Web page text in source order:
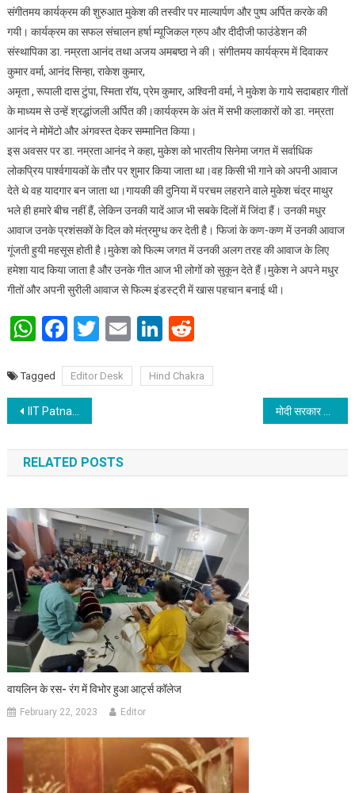
संगीतमय कार्यक्रम की शुरुआत मुकेश की तस्वीर पर माल्यार्पण और पुष्प अर्पित करके की
गयी। कार्यक्रम का सफल संचालन हर्षा म्यूजिकल ग्रुप और दीदीजी फाउंडेशन की
संस्थापिका डा. नम्रता आनंद तथा अजय अमबष्ठा ने की। संगीतमय कार्यक्रम में दिवाकर
कुमार वर्मा, आनंद सिन्हा, राकेश कुमार,
अमृता , रूपाली दास टुंपा, स्मिता रॉय, प्रेम कुमार, अश्विनी वर्मा, ने मुकेश के गाये सदाबहार गीतों
के माध्यम से उन्हें श्रद्धांजली अर्पित की।कार्यक्रम के अंत में सभी कलाकारों को डा. नम्रता
आनंद ने मोमेंटो और अंगवस्त देकर सम्मानित किया।
इस अवसर पर डा. नम्रता आनंद ने कहा, मुकेश को भारतीय सिनेमा जगत में सर्वाधिक
लोकप्रिय पार्श्वगायकों के तौर पर शुमार किया जाता था।वह किसी भी गाने को अपनी आवाज
देते थे वह यादगार बन जाता था।गायकी की दुनिया में परचम लहराने वाले मुकेश चंद्र माथुर
भले ही हमारे बीच नहीं हैं, लेकिन उनकी यादें आज भी सबके दिलों में जिंदा हैं। उनकी मधुर
आवाज उनके प्रशंसकों के दिल को मंत्रमुग्ध कर देती है। फिजां के कण-कण में उनकी आवाज
गूंजती हुयी महसूस होती है।मुकेश को फिल्म जगत में उनकी अलग तरह की आवाज के लिए
हमेशा याद किया जाता है और उनके गीत आज भी लोगों को सुकून देते हैं।मुकेश ने अपने मधुर
गीतों और अपनी सुरीली आवाज से फिल्म इंडस्ट्री में खास पहचान बनाई थी।
WhatsApp
Facebook
Twitter
EmailLinkedIn
Reddit
Tagged Editor Desk Hind Chakra
Post navigation
IIT Patna’s Confluence 2023- “Unveiling Agricultural Transformation: DeHaat’s Inspiring Journey and Lessons of Resilience”
RELATED POSTS
वायलिन के रस- रंग में विभोर हुआ आर्ट्स कॉलेज
February 22, 2023 Editor